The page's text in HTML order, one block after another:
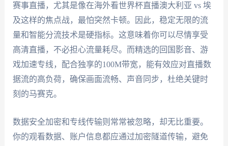
赛事直播，尤其是像在海外看世界杯直播澳大利亚 vs 埃
及这样的焦点战，最怕突然卡顿。因此，稳定无限的流
量和智能分流技术是硬指标。这意味着你可以尽情享受
高清直播，不必担心流量耗尽。而精选的回国影音、游
戏加速专线，配合独享的100M带宽，能有效应对直播数
据流的高负荷，确保画面流畅、声音同步，杜绝关键时
刻的马赛克。
数据安全加密和专线传输则常常被忽略，却无比重要。
你的观看数据、账户信息都应通过加密隧道传输，避免